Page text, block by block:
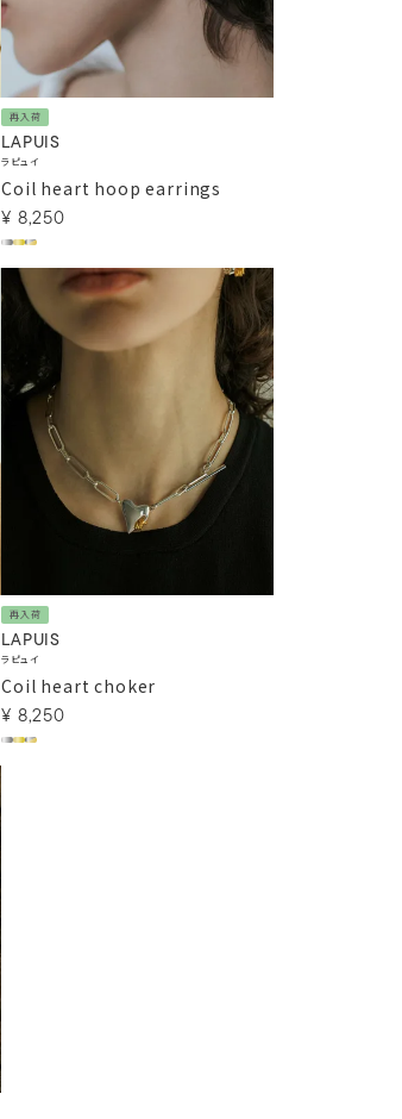
再入荷
LAPUIS
ラピュイ
Coil heart hoop earrings
¥ 8,250
再入荷
LAPUIS
ラピュイ
Coil heart choker
¥ 8,250